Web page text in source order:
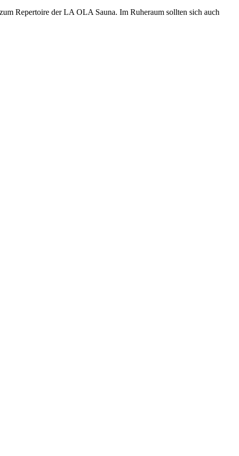
Repertoire der LA OLA Sauna. Im Ruheraum sollten sich auch